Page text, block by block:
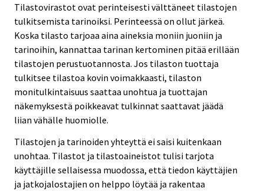
Tilastovirastot ovat perinteisesti välttäneet tilastojen
tulkitsemista tarinoiksi. Perinteessä on ollut järkeä.
Koska tilasto tarjoaa aina aineksia moniin juoniin ja
tarinoihin, kannattaa tarinan kertominen pitää erillään
tilastojen perustuotannosta. Jos tilaston tuottaja
tulkitsee tilastoa kovin voimakkaasti, tilaston
monitulkintaisuus saattaa unohtua ja tuottajan
näkemyksestä poikkeavat tulkinnat saattavat jäädä
liian vähälle huomiolle.
Tilastojen ja tarinoiden yhteyttä ei saisi kuitenkaan
unohtaa. Tilastot ja tilastoaineistot tulisi tarjota
käyttäjille sellaisessa muodossa, että tiedon käyttäjien
ja jatkojalostajien on helppo löytää ja rakentaa